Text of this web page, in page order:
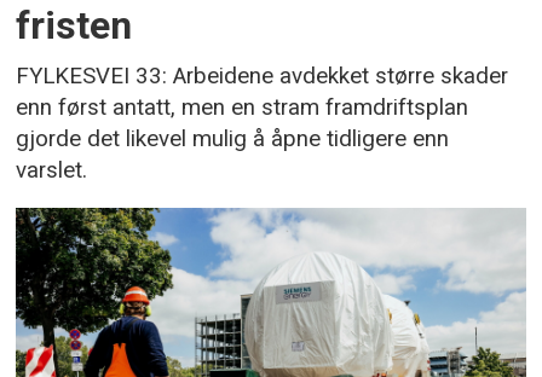
fristen
FYLKESVEI 33: Arbeidene avdekket større skader
enn først antatt, men en stram framdriftsplan
gjorde det likevel mulig å åpne tidligere enn
varslet.